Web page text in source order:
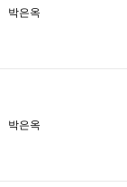
박은옥
박은옥